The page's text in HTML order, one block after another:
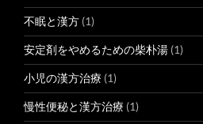
不眠と漢方 (1)
安定剤をやめるための柴朴湯 (1)
小児の漢方治療 (1)
慢性便秘と漢方治療 (1)